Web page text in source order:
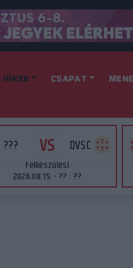
HÍREK CSAPAT
??? VS DVSC
Felkészülési
2026.08.15. - ?? : ??